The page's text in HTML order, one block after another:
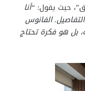
حيث يقول: “أنا
الفانوس
بل هو فكرة تحتاج